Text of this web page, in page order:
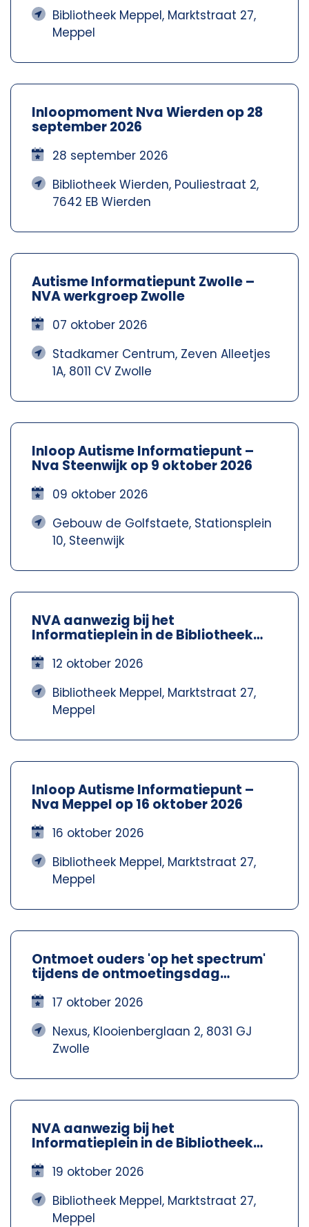
Bibliotheek Meppel, Marktstraat 27,
Meppel
Inloopmoment Nva Wierden op 28
september 2026
28 september 2026
Bibliotheek Wierden, Pouliestraat 2,
7642 EB Wierden
Autisme Informatiepunt Zwolle –
NVA werkgroep Zwolle
07 oktober 2026
Stadkamer Centrum, Zeven Alleetjes
1A, 8011 CV Zwolle
Inloop Autisme Informatiepunt –
Nva Steenwijk op 9 oktober 2026
09 oktober 2026
Gebouw de Golfstaete, Stationsplein
10, Steenwijk
NVA aanwezig bij het
Informatieplein in de Bibliotheek
Meppel
12 oktober 2026
Bibliotheek Meppel, Marktstraat 27,
Meppel
Inloop Autisme Informatiepunt –
Nva Meppel op 16 oktober 2026
16 oktober 2026
Bibliotheek Meppel, Marktstraat 27,
Meppel
Ontmoet ouders 'op het spectrum'
tijdens de ontmoetingsdag
17 oktober 2026
Nexus, Klooienberglaan 2, 8031 GJ
Zwolle
NVA aanwezig bij het
Informatieplein in de Bibliotheek
Meppel
19 oktober 2026
Bibliotheek Meppel, Marktstraat 27,
Meppel